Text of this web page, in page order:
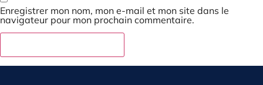
Enregistrer mon nom, mon e-mail et mon site dans le
navigateur pour mon prochain commentaire.